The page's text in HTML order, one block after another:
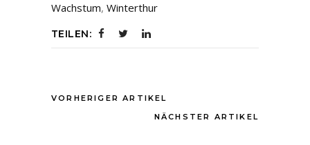
Wachstum, Winterthur
TEILEN:
VORHERIGER ARTIKEL
NÄCHSTER ARTIKEL